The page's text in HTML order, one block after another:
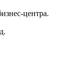
центра.